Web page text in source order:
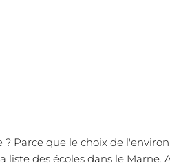
Parce que le choix de
des écoles dans le Marne.